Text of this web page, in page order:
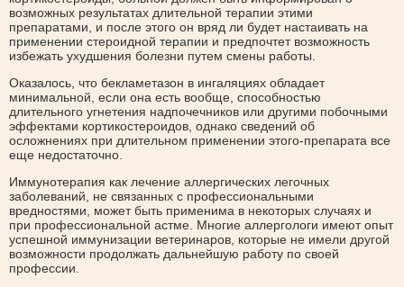
возможных результатах длительной терапии этими
препаратами, и после этого он вряд ли будет настаивать на
применении стероидной терапии и предпочтет возможность
избежать ухудшения болезни путем смены работы.
Оказалось, что бекламетазон в ингаляциях обладает
минимальной, если она есть вообще, способностью
длительного угнетения надпочечников или другими побочными
эффектами кортикостероидов, однако сведений об
осложнениях при длительном применении этого-препарата все
еще недостаточно.
Иммунотерапия как лечение аллергических легочных
заболеваний, не связанных с профессиональными
вредностями, может быть применима в некоторых случаях и
при профессиональной астме. Многие аллергологи имеют опыт
успешной иммунизации ветеринаров, которые не имели другой
возможности продолжать дальнейшую работу по своей
профессии.